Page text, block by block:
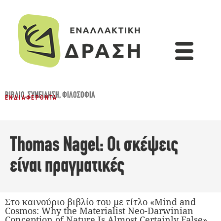
ΒΙΒΛΊΟ,ΣΥΝΕΊΔΗΣΗ,ΦΙΛΟΣΟΦΊΑ
ΕΝΔΙΑΦΈΡΟΝΤΑ
Thomas Nagel: Οι σκέψεις
είναι πραγματικές
Στο καινούριο βιβλίο του με τίτλο «Mind and
Cosmos: Why the Materialist Neo-Darwinian